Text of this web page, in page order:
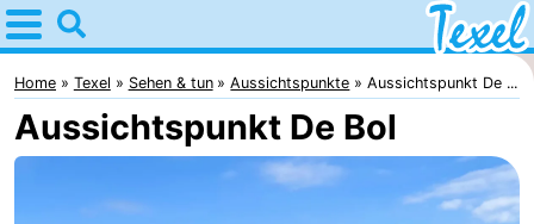
Home
Texel
Tipps
Home Texel Sehen & tun Aussichtspunkte Aussichtspunkt De ...
Aussichtspunkt De Bol